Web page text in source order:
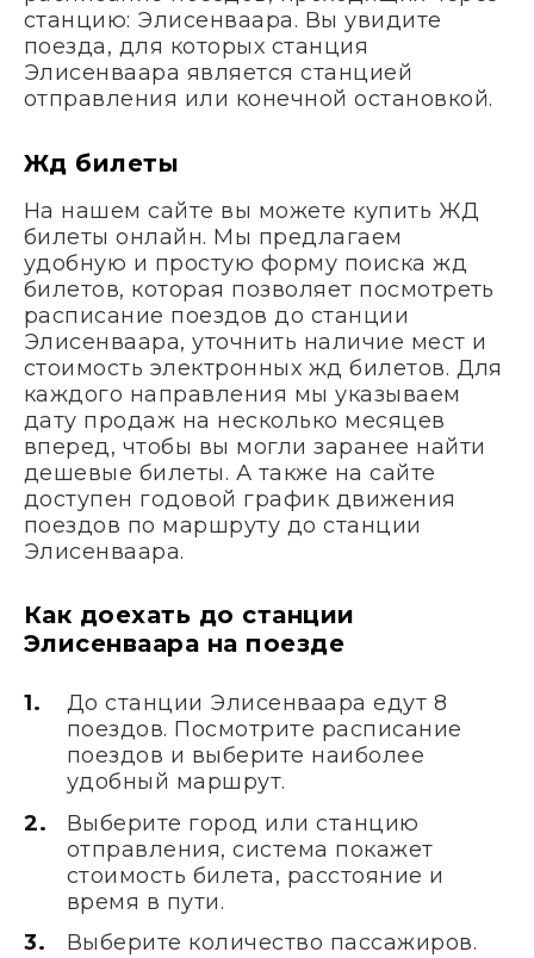
станцию: Элисенваара. Вы увидите
поезда, для которых станция
Элисенваара является станцией
отправления или конечной остановкой.
Жд билеты
На нашем сайте вы можете купить ЖД
билеты онлайн. Мы предлагаем
удобную и простую форму поиска жд
билетов, которая позволяет посмотреть
расписание поездов до станции
Элисенваара, уточнить наличие мест и
стоимость электронных жд билетов. Для
каждого направления мы указываем
дату продаж на несколько месяцев
вперед, чтобы вы могли заранее найти
дешевые билеты. А также на сайте
доступен годовой график движения
поездов по маршруту до станции
Элисенваара.
Как доехать до станции
Элисенваара на поезде
До станции Элисенваара едут 8
поездов. Посмотрите расписание
поездов и выберите наиболее
удобный маршрут.
Выберите город или станцию
отправления, система покажет
стоимость билета, расстояние и
время в пути.
Выберите количество пассажиров.